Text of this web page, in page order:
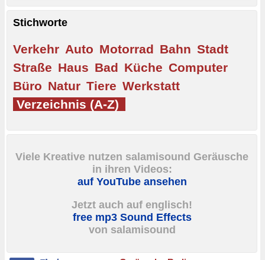
Stichworte
Verkehr Auto Motorrad Bahn Stadt
Straße Haus Bad Küche Computer
Büro Natur Tiere Werkstatt
Verzeichnis (A-Z)
Viele Kreative nutzen salamisound Geräusche
in ihren Videos:
auf YouTube ansehen
Jetzt auch auf englisch!
free mp3 Sound Effects
von salamisound